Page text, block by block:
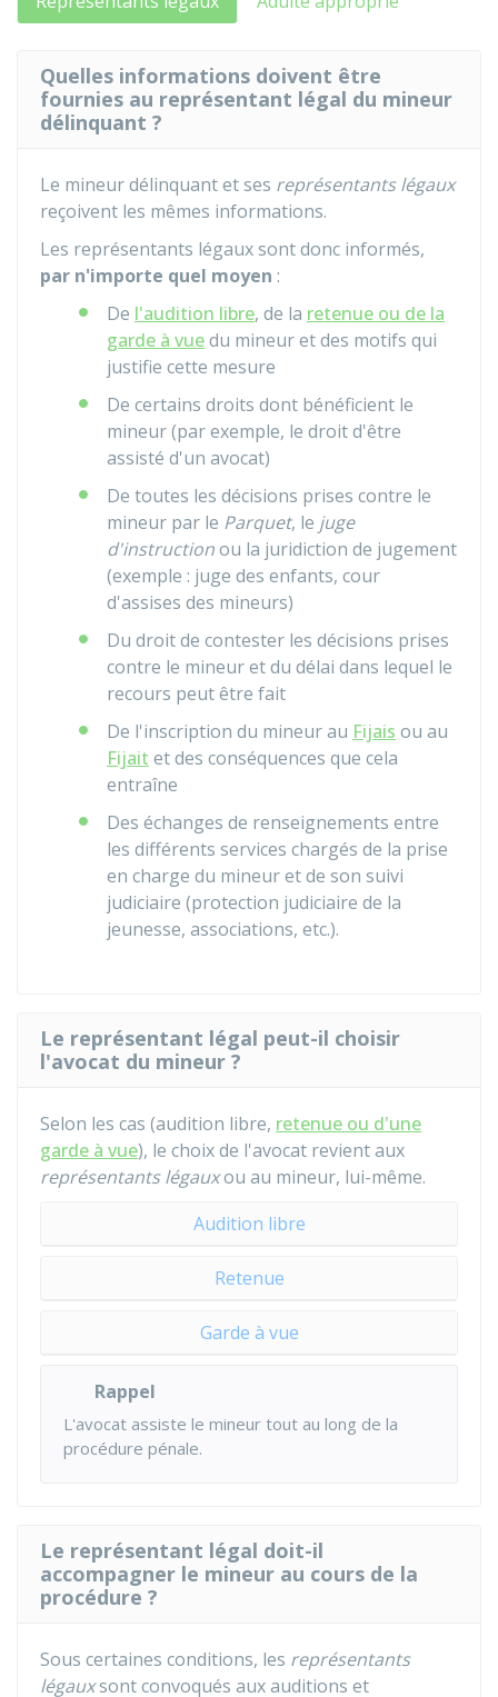
Quelles informations doivent être
fournies au représentant légal du mineur
délinquant ?
Le mineur délinquant et ses représentants légaux
reçoivent les mêmes informations.
Les représentants légaux sont donc informés,
par n'importe quel moyen :
De l'audition libre, de la retenue ou de la
garde à vuedu mineur et des motifs qui
justifie cette mesure
De certains droits dont bénéficient le
mineur (par exemple, le droit d'être
assisté d'un avocat)
De toutes les décisions prises contre le
mineur par le Parquet, le juge
d'instructionou la juridiction de jugement
(exemple : juge des enfants, cour
d'assises des mineurs)
Du droit de contester les décisions prises
contre le mineur et du délai dans lequel le
recours peut être fait
De l'inscription du mineur au Fijais ou au
Fijait et des conséquences que cela
entraîne
Des échanges de renseignements entre
les différents services chargés de la prise
en charge du mineur et de son suivi
judiciaire (protection judiciaire de la
jeunesse, associations, etc.).
Le représentant légal peut-il choisir
l'avocat du mineur ?
Selon les cas (audition libre, retenue ou d'une
garde à vue), le choix de l'avocat revient aux
représentants légauxou au mineur, lui-même.
Audition libre
Retenue
Garde à vue
Rappel
L'avocat assiste le mineur tout au long de la
procédure pénale.
Le représentant légal doit-il
accompagner le mineur au cours de la
procédure ?
Sous certaines conditions, les représentants
légauxsont convoqués aux auditions et